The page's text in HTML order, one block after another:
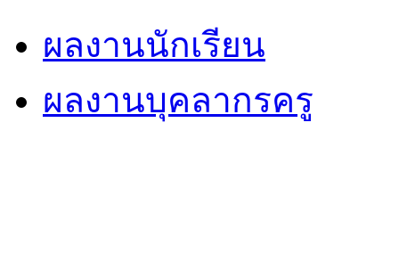
ผลงานนักเรียน
ผลงานบุคลากรครู